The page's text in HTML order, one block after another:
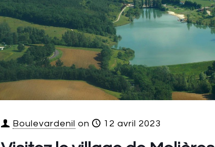
Boulevardenil on 12 avril 2023